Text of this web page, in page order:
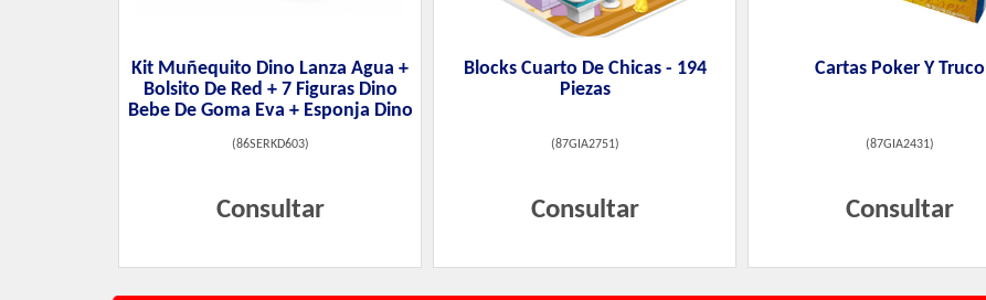
Kit Muñequito Dino Lanza Agua +
Bolsito De Red + 7 Figuras Dino
Bebe De Goma Eva + Esponja Dino
(86SERKD603)
Consultar
Blocks Cuarto De Chicas - 194
Piezas
(87GIA2751)
Consultar
Cartas Poker Y Truco
(87GIA2431)
Consultar